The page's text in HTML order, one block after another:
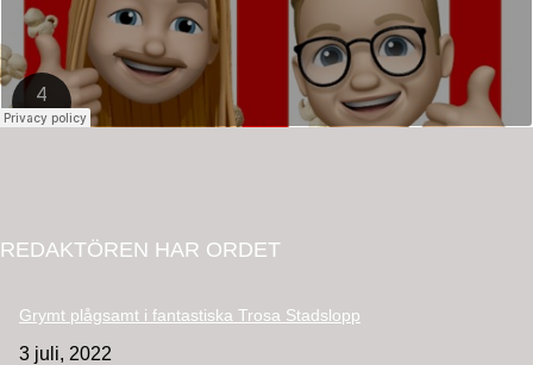
REDAKTÖREN HAR ORDET
Grymt plågsamt i fantastiska Trosa Stadslopp
3 juli, 2022